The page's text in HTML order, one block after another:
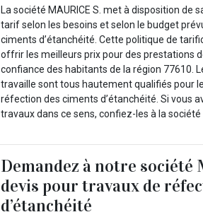
La société MAURICE S. met à disposition de
tarif selon les besoins et selon le budget
ciments d’étanchéité. Cette politique de
offrir les meilleurs prix pour des prestations
confiance des habitants de la région 77610.
travaille sont tous hautement qualifiés pour
réfection des ciments d’étanchéité. Si vous
travaux dans ce sens, confiez-les à la société
Demandez à notre société
devis pour travaux de
d’étanchéité